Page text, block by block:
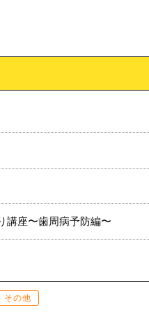
講座〜歯周病予防編〜
その他